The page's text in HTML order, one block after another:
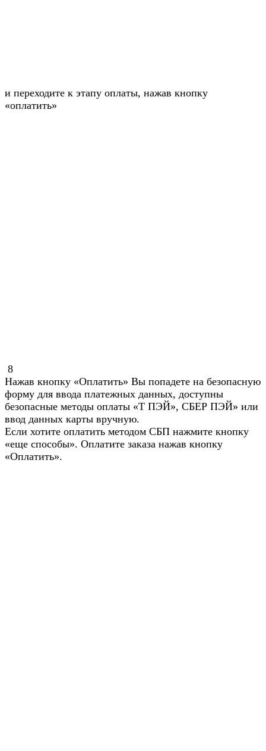
и переходите к этапу оплаты, нажав кнопку
«оплатить»
8
Нажав кнопку «Оплатить» Вы попадете на безопасную
форму для ввода платежных данных, доступны
безопасные методы оплаты «Т ПЭЙ», СБЕР ПЭЙ» или
ввод данных карты вручную.
Если хотите оплатить методом СБП нажмите кнопку
«еще способы». Оплатите заказа нажав кнопку
«Оплатить».